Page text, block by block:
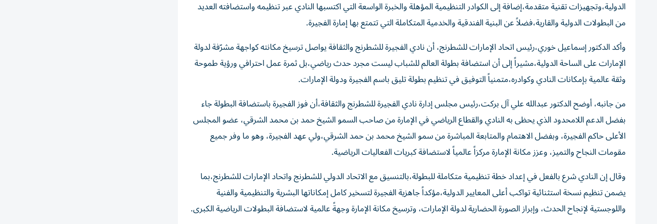
الدولية،وتجهيزات تقنية متقدمة،إضافة إلى الكوادر التنظيمية المؤهلة والخبرة الواسعة التي اكتسبها النادي عبر تنظيمه واستضافته العديد
من البطولات الدولية والقارية،فضلاً عن البنية الفندقية والخدمية المتكاملة التي تتمتع بها إمارة الفجيرة.
وأكد الدكتور إسماعيل خوري،رئيس اتحاد الإمارات للشطرنج، أن نادي الفجيرة للشطرنج والثقافة يواصل ترسيخ مكانته كواجهة مشرّفة لدولة
الإمارات على الساحة الدولية،مشيراً إلى أن استضافة بطولة العالم للشباب ليست مجرد حدث رياضي،بل ثمرة عمل احترافي ورؤية طموحة
وثقة عالمية بإمكانات النادي وكوادره،متمنياً التوفيق في تنظيم بطولة تليق باسم الفجيرة ودولة الإمارات.
من جانبه، أوضح الدكتور عبدالله علي آل بركت،رئيس مجلس إدارة نادي الفجيرة للشطرنج والثقافة،أن فوز الفجيرة باستضافة البطولة جاء
بفضل الدعم اللامحدود الذي يحظى به النادي والقطاع الرياضي في الإمارة من صاحب السمو الشيخ حمد بن محمد الشرقي، عضو المجلس
الأعلى حاكم الفجيرة، وبفضل الاهتمام والمتابعة المباشرة من سمو الشيخ محمد بن حمد الشرقي،ولي عهد الفجيرة، وهو ما وفر جميع
مقومات النجاح والتميز، وعزز مكانة الإمارة مركزاً عالمياً لاستضافة كبريات الفعاليات الرياضية.
وقال إن النادي شرع بالفعل في إعداد خطة تنظيمية متكاملة للبطولة،بالتنسيق مع الاتحاد الدولي للشطرنج واتحاد الإمارات للشطرنج،بما
يضمن تنظيم نسخة استثنائية تواكب أعلى المعايير الدولية،مؤكداً جاهزية الفجيرة لتسخير كامل إمكاناتها البشرية والتنظيمية والفنية
واللوجستية لإنجاح الحدث، وإبراز الصورة الحضارية لدولة الإمارات، وترسيخ مكانة الإمارة وجهةً عالمية لاستضافة البطولات الرياضية الكبرى.